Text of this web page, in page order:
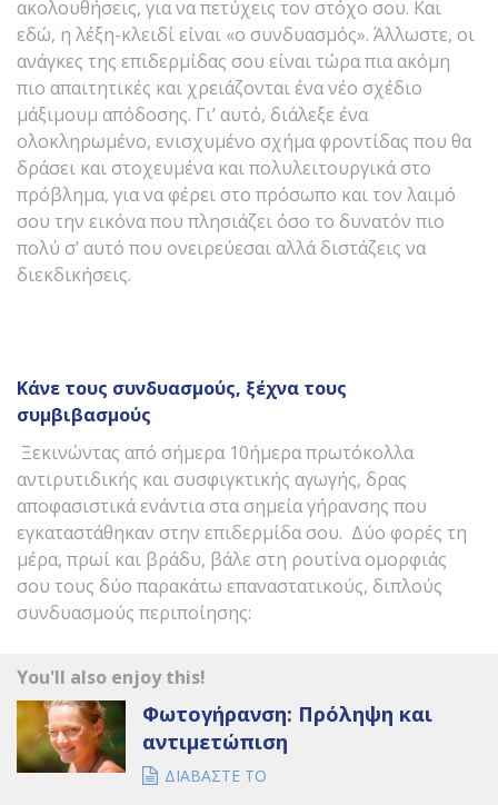
ακολουθήσεις, για να πετύχεις τον στόχο σου. Και
εδώ, η λέξη-κλειδί είναι «ο συνδυασμός». Άλλωστε, οι
ανάγκες της επιδερμίδας σου είναι τώρα πια ακόμη
πιο απαιτητικές και χρειάζονται ένα νέο σχέδιο
μάξιμουμ απόδοσης. Γι’ αυτό, διάλεξε ένα
ολοκληρωμένο, ενισχυμένο σχήμα φροντίδας που θα
δράσει και στοχευμένα και πολυλειτουργικά στο
πρόβλημα, για να φέρει στο πρόσωπο και τον λαιμό
σου την εικόνα που πλησιάζει όσο το δυνατόν πιο
πολύ σ’ αυτό που ονειρεύεσαι αλλά διστάζεις να
διεκδικήσεις.
Κάνε τους συνδυασμούς, ξέχνα τους
συμβιβασμούς
Ξεκινώντας από σήμερα 10ήμερα πρωτόκολλα
αντιρυτιδικής και συσφιγκτικής αγωγής, δρας
αποφασιστικά ενάντια στα σημεία γήρανσης που
εγκαταστάθηκαν στην επιδερμίδα σου. Δύο φορές τη
μέρα, πρωί και βράδυ, βάλε στη ρουτίνα ομορφιάς
σου τους δύο παρακάτω επαναστατικούς, διπλούς
συνδυασμούς περιποίησης:
You'll also enjoy this!
Φωτογήρανση: Πρόληψη και
αντιμετώπιση
ΔΙΑΒΑΣΤΕ ΤΟ